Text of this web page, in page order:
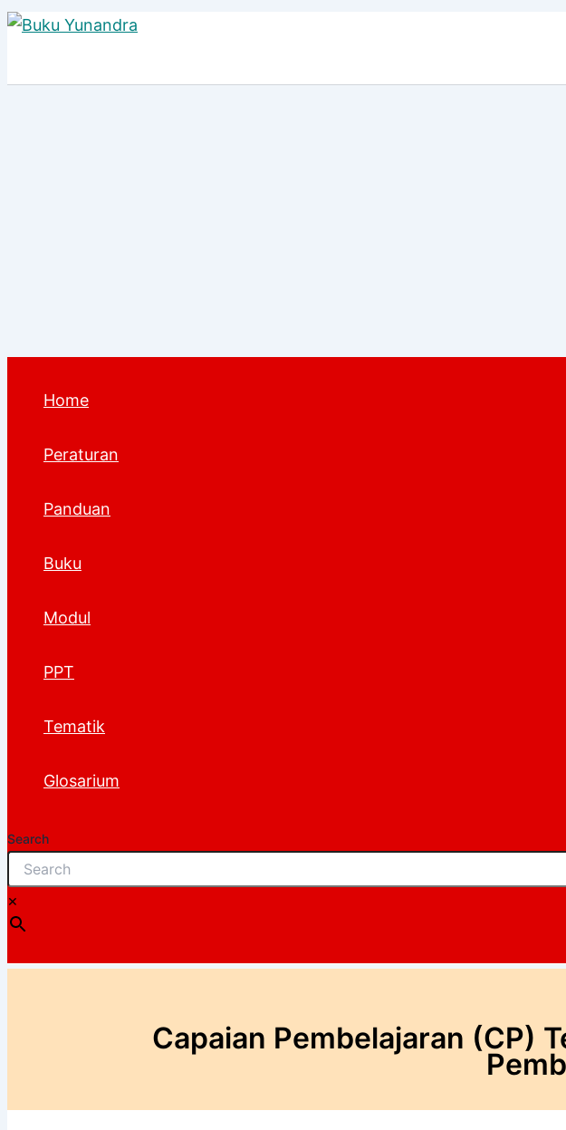
Lewati
Home
Peraturan
Panduan
Buku
Modul
PPT
Tematik
Glosarium
Search
×
Capaian Pembelajaran (CP)